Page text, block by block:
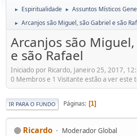
► Espiritualidade ► Assuntos Místicos
► Arcanjos são Miguel, são Gabriel e são
Arcanjos são
e são Rafael
Iniciado por Ricardo, Janeiro 25, 2017,
0 Membros e 1 Visitante estão a ver este
IR PARA O FUNDO Páginas 1
Ricardo Moderador Global